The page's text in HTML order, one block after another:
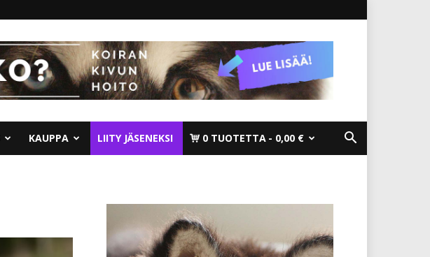
KAUPPA LIITY JÄSENEKSI 0 TUOTETTA 0,00 €